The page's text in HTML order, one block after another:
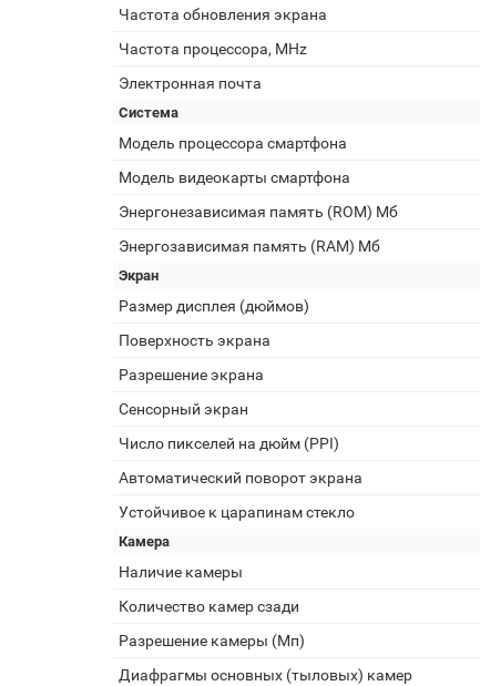
Частота обновления экрана
Частота процессора, MHz
Электронная почта
Система
Модель процессора смартфона
Модель видеокарты смартфона
Энергонезависимая память (ROM) Мб
Энергозависимая память (RAM) Мб
Экран
Размер дисплея (дюймов)
Поверхность экрана
Разрешение экрана
Сенсорный экран
Число пикселей на дюйм (PPI)
Автоматический поворот экрана
Устойчивое к царапинам стекло
Камера
Наличие камеры
Количество камер сзади
Разрешение камеры (Мп)
Диафрагмы основных (тыловых) камер